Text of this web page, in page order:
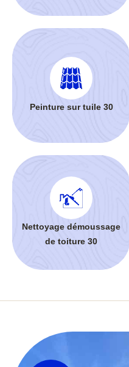
Peinture sur tuile 30
Nettoyage démoussage
de toiture 30